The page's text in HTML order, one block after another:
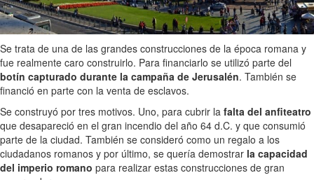
Se trata de una de las grandes construcciones de la época romana y
fue realmente caro construirlo. Para financiarlo se utilizó parte del
botín capturado durante la campaña de Jerusalén. También se
financió en parte con la venta de esclavos.
Se construyó por tres motivos. Uno, para cubrir la falta del anfiteatro
que desapareció en el gran incendio del año 64 d.C. y que consumió
parte de la ciudad. También se consideró como un regalo a los
ciudadanos romanos y por último, se quería demostrar la capacidad
del imperio romano para realizar estas construcciones de gran